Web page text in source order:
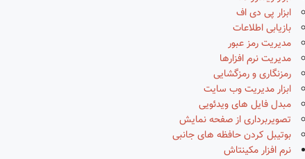
ابزار پی دی اف
بازیابی اطلاعات
مدیریت رمز عبور
مدیریت نرم افزارها
رمزنگاری و رمزگشایی
ابزار مدیریت وب سایت
مبدل فایل های ویدئویی
تصویربرداری از صفحه نمایش
بوتیبل کردن حافظه های جانبی
نرم افزار مکینتاش